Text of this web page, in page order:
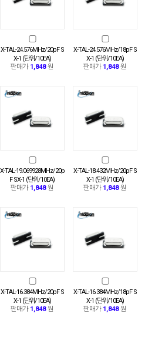
X-TAL-24.576MHz/20pF S
X-1 (단위/10EA)
판매가 1,848원
X-TAL-24.576MHz/18pF S
X-1 (단위/10EA)
판매가 1,848원
X-TAL-19.069928MHz/20p
F SX-1 (단위/10EA)
판매가 1,848원
X-TAL-18.432MHz/20pF S
X-1 (단위/10EA)
판매가 1,848원
X-TAL-16.384MHz/20pF S
X-1 (단위/10EA)
판매가 1,848원
X-TAL-16.384MHz/18pF S
X-1 (단위/10EA)
판매가 1,848원